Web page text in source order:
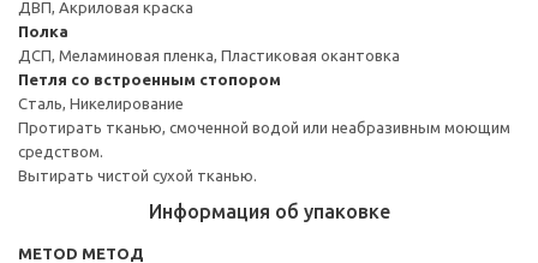
ДВП, Акриловая краска
Полка
ДСП, Меламиновая пленка, Пластиковая окантовка
Петля со встроенным стопором
Сталь, Никелирование
Протирать тканью, смоченной водой или неабразивным моющим
средством.
Вытирать чистой сухой тканью.
Информация об упаковке
METOD МЕТОД